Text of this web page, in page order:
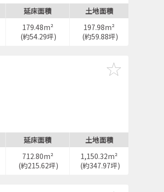
延床面積 土地面積
179.48m²
(約54.29坪)
197.98m²
(約59.88坪)
延床面積 土地面積
712.80m²
(約215.62坪)
1,150.32m²
(約347.97坪)